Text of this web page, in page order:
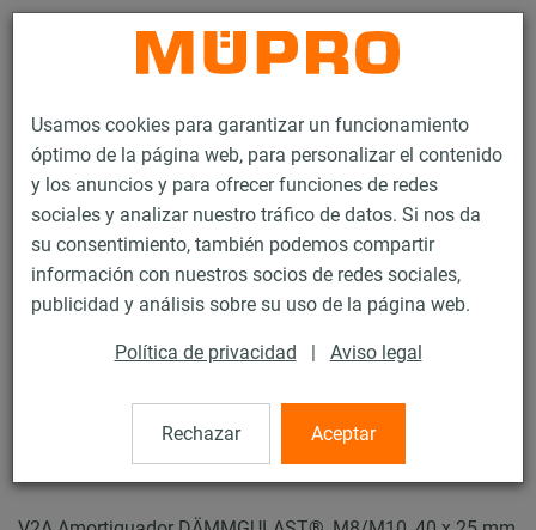
Usamos cookies para garantizar un funcionamiento
óptimo de la página web, para personalizar el contenido
y los anuncios y para ofrecer funciones de redes
sociales y analizar nuestro tráfico de datos. Si nos da
su consentimiento, también podemos compartir
información con nuestros socios de redes sociales,
publicidad y análisis sobre su uso de la página web.
Política de privacidad | Aviso legal
Rechazar Aceptar
Productos Tecnología de soportación
Insonorización
Elementos de insonorización
Amortiguador DÄMMGULAST®
Amortiguador
DÄMMGULAST®